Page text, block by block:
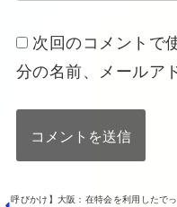
次回のコメントで
分の名前、メールア
呼びかけ】大阪：在特会を利用したで